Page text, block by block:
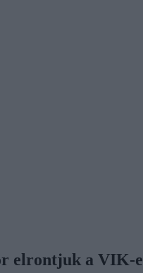
elrontjuk a VIK-